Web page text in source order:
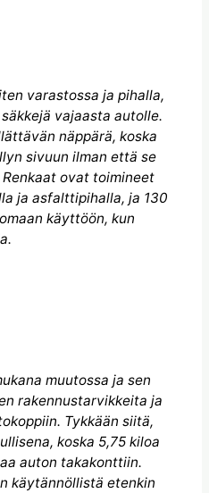
varastossa ja pihalla,
vajaasta autolle.
näppärä, koska
sivuun ilman että se
ovat toimineet
ja asfalttipihalla, ja 130
käyttöön, kun
muutossa ja sen
rakennustarvikkeita ja
Tykkään siitä,
koska 5,75 kiloa
auton takakonttiin.
käytännöllistä etenkin